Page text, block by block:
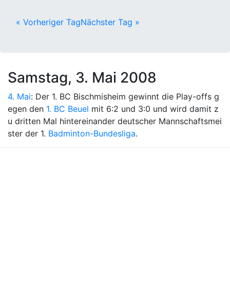
« Vorheriger TagNächster Tag »
Samstag, 3. Mai 2008
4. Mai: Der 1. BC Bischmisheim gewinnt die Play-offs g
egen den 1. BC Beuel mit 6:2 und 3:0 und wird damit z
u dritten Mal hintereinander deutscher Mannschaftsmei
ster der 1. Badminton-Bundesliga.